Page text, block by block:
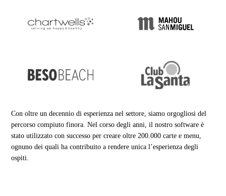
Con oltre un decennio di esperienza nel settore, siamo orgogliosi del
percorso compiuto finora. Nel corso degli anni, il nostro software è
stato utilizzato con successo per creare oltre 200.000 carte e menu,
ognuno dei quali ha contribuito a rendere unica l’esperienza degli
ospiti.